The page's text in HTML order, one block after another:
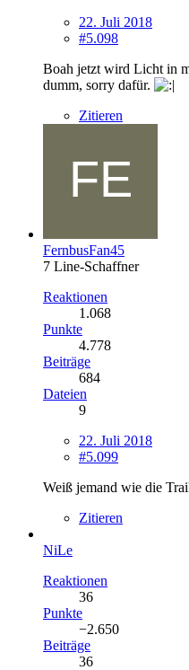
22. Juli 2018
#5.098
Boah jetzt wird Licht in
dumm, sorry dafür.
Zitieren
FernbusFan45
7 Line-Schaffner
Reaktionen
1.068
Punkte
4.778
Beiträge
684
Dateien
9
22. Juli 2018
#5.099
Weiß jemand wie die
Zitieren
NiLe
Reaktionen
36
Punkte
−2.650
Beiträge
36